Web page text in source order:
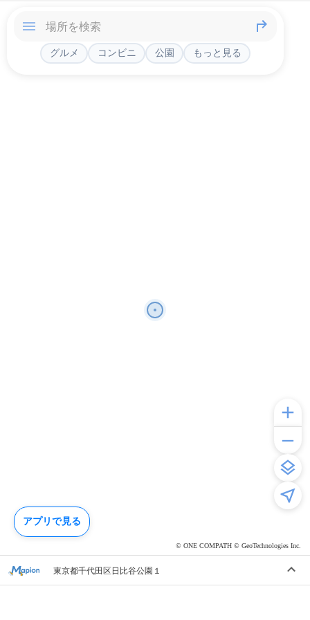
© ONE COMPATH © GeoTechnologies Inc.
グルメ コンビニ 公園 もっと見る
東京都千代田区日比谷公園１
アプリで見る